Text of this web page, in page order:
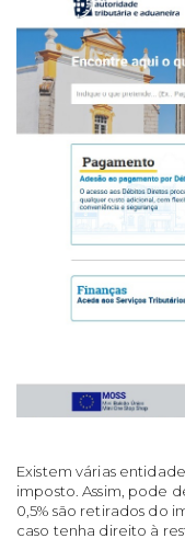
Existem várias
imposto. Assim, pode
0,5% são retirados do
caso tenha direito à